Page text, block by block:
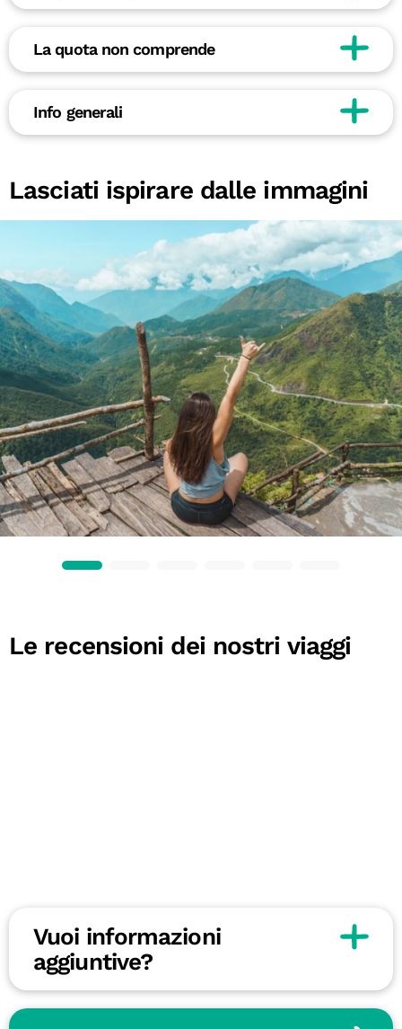
La quota non comprende
Info generali
Lasciati ispirare dalle immagini
Le recensioni dei nostri viaggi
Vuoi informazioni
aggiuntive?